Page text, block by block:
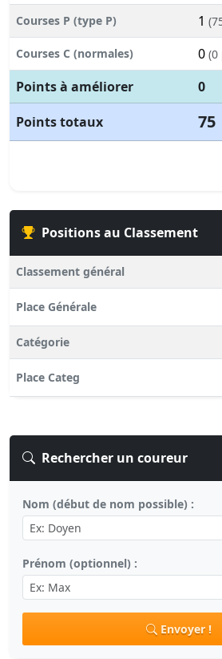
Courses P (type P) 1
Courses C (normales) 0 (0
Points à améliorer
0
Points totaux
75
Positions au Classement
Classement général
Place Générale
Catégorie
Place Categ
Rechercher un coureur
Nom (début de nom possible) :
Prénom (optionnel) :
Envoyer !